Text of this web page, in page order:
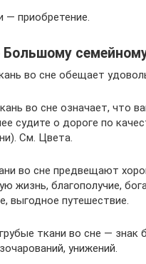
— приобретение.
Большому
во сне обещает
во сне означает, что
судите о дороге по
См. Цвета.
во сне предвещают
жизнь, благополучие,
выгодное путешествие.
ткани во сне — знак
унижений.